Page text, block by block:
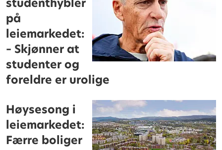
studenthybler
på
leiemarkedet:
– Skjønner at
studenter og
foreldre er urolige
Høysesong i
leiemarkedet:
Færre boliger